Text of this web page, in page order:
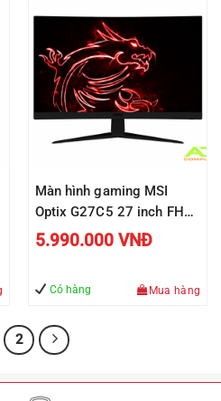
VNĐ.
Màn hình gaming MSI
Optix G27C5 27 inch FHD
165Hz
5.990.000 VNĐ
Có hàng Mua hàng
2